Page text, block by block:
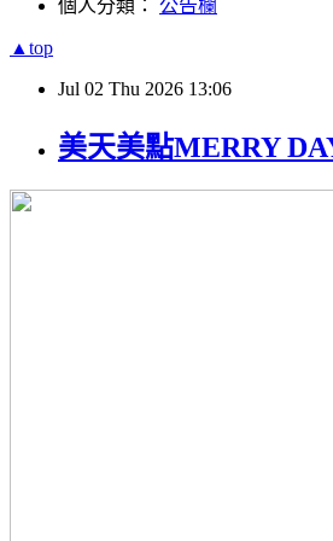
個人分類： 公告欄
▲top
Jul 02 Thu 2026 13:06
美天美點MERRY